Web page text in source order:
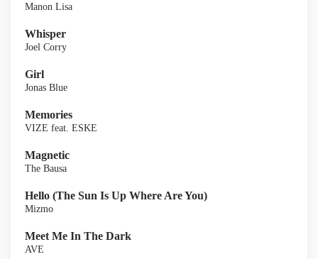
Manon Lisa
Whisper
Joel Corry
Girl
Jonas Blue
Memories
VIZE feat. ESKE
Magnetic
The Bausa
Hello (The Sun Is Up Where Are You)
Mizmo
Meet Me In The Dark
AVE